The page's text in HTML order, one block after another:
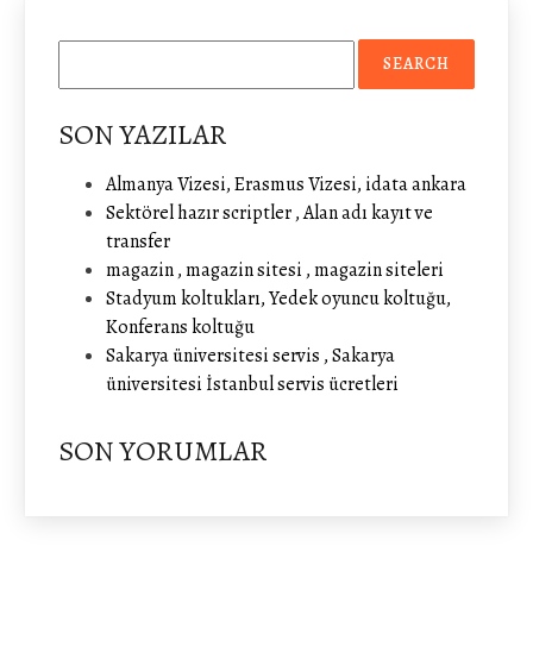
SON YAZILAR
Almanya Vizesi, Erasmus Vizesi, idata ankara
Sektörel hazır scriptler , Alan adı kayıt ve
transfer
magazin , magazin sitesi , magazin siteleri
Stadyum koltukları, Yedek oyuncu koltuğu,
Konferans koltuğu
Sakarya üniversitesi servis , Sakarya
üniversitesi İstanbul servis ücretleri
SON YORUMLAR